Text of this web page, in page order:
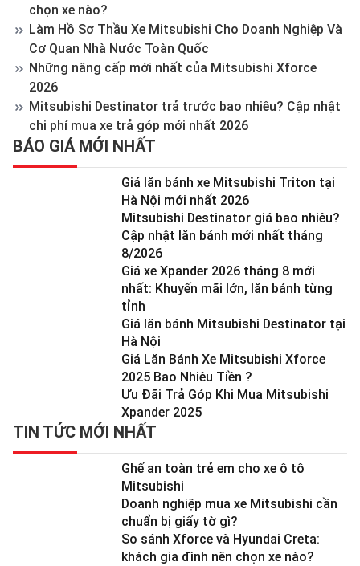
chọn xe nào?
Làm Hồ Sơ Thầu Xe Mitsubishi Cho Doanh Nghiệp Và
Cơ Quan Nhà Nước Toàn Quốc
Những nâng cấp mới nhất của Mitsubishi Xforce
2026
Mitsubishi Destinator trả trước bao nhiêu? Cập nhật
chi phí mua xe trả góp mới nhất 2026
BÁO GIÁ MỚI NHẤT
Giá lăn bánh xe Mitsubishi Triton tại
Hà Nội mới nhất 2026
Mitsubishi Destinator giá bao nhiêu?
Cập nhật lăn bánh mới nhất tháng
8/2026
Giá xe Xpander 2026 tháng 8 mới
nhất: Khuyến mãi lớn, lăn bánh từng
tỉnh
Giá lăn bánh Mitsubishi Destinator tại
Hà Nội
Giá Lăn Bánh Xe Mitsubishi Xforce
2025 Bao Nhiêu Tiền ?
Ưu Đãi Trả Góp Khi Mua Mitsubishi
Xpander 2025
TIN TỨC MỚI NHẤT
Ghế an toàn trẻ em cho xe ô tô
Mitsubishi
Doanh nghiệp mua xe Mitsubishi cần
chuẩn bị giấy tờ gì?
So sánh Xforce và Hyundai Creta:
khách gia đình nên chọn xe nào?